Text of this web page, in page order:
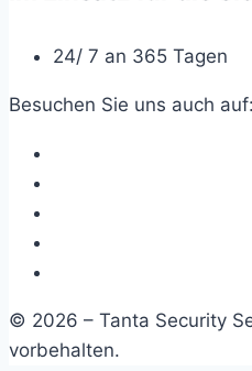
24/ 7 an 365 Tagen
Besuchen Sie uns auch auf:
© 2026 – Tanta Security
vorbehalten.